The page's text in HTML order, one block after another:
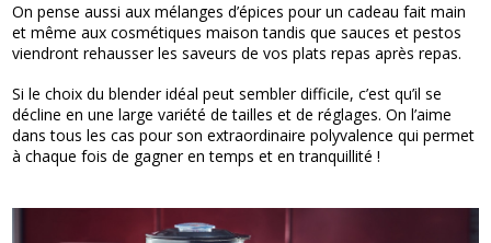
On pense aussi aux mélanges d’épices pour un cadeau fait main
et même aux cosmétiques maison tandis que sauces et pestos
viendront rehausser les saveurs de vos plats repas après repas.
Si le choix du blender idéal peut sembler difficile, c’est qu’il se
décline en une large variété de tailles et de réglages. On l’aime
dans tous les cas pour son extraordinaire polyvalence qui permet
à chaque fois de gagner en temps et en tranquillité !